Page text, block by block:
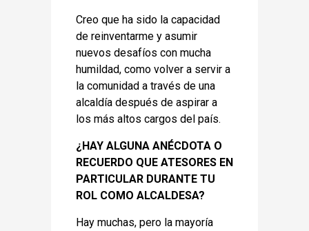
Creo que ha sido la capacidad
de reinventarme y asumir
nuevos desafíos con mucha
humildad, como volver a servir a
la comunidad a través de una
alcaldía después de aspirar a
los más altos cargos del país.
¿HAY ALGUNA ANÉCDOTA O
RECUERDO QUE ATESORES EN
PARTICULAR DURANTE TU
ROL COMO ALCALDESA?
Hay muchas, pero la mayoría